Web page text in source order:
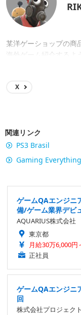
某洋ゲーショップの商
海外ゲーム紹介するよ
X
関連リンク
PS3 Brasil
Gaming Everything
ゲームQAエンジニ
備/ゲーム業界デビ
AQUARIUS株式会社
東京都
月給30万6,000円
正社員
ゲームQAエンジニ
回
株式会社プロジェク